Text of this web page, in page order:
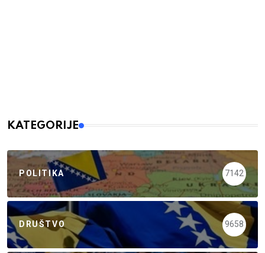
KATEGORIJE
POLITIKA 7142
DRUŠTVO 9658